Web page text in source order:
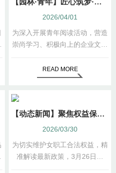
【园林·青年】匠心筑梦·青春当先——香山古建团支部开展主题团日活动
2026/04/01
为深入开展青年阅读活动，营造
崇尚学习、积极向上的企业文化
2026年3月30日组织开展了“悦
读香山 书香满园”——“苏香书
READ MORE
【动态新闻】聚焦权益保障 精准答疑护航 ——园林股份公司开展女职工权益普法行动 为“她”撑起法治晴空
2026/03/30
为切实维护女职工合法权益，精
准解读最新政策，3月26日下